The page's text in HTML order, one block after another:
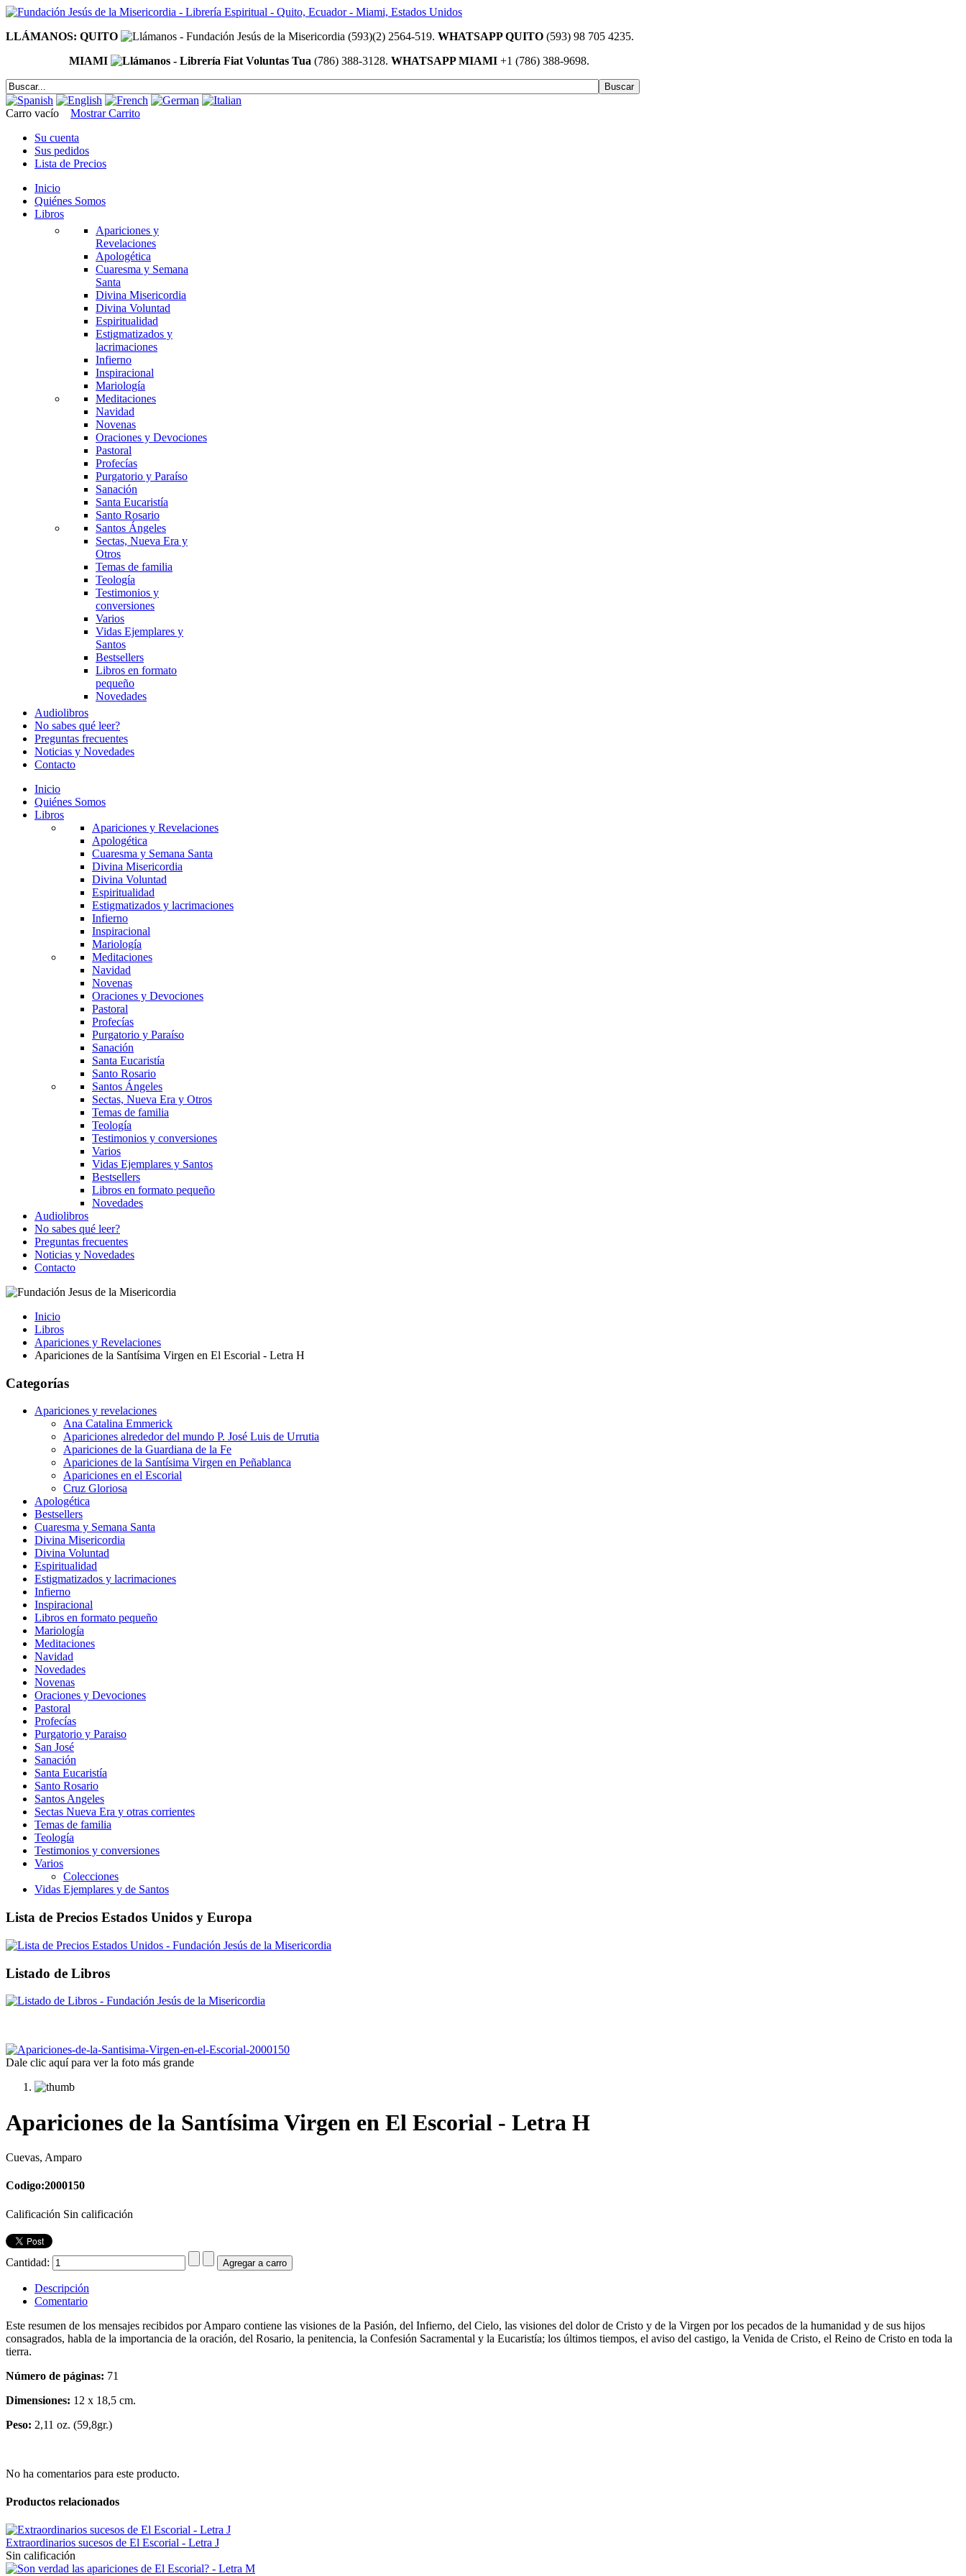
LLÁMANOS: QUITO (593)(2) 2564-519. WHATSAPP QUITO (593) 98 705 4235.
MIAMI
(786) 388-3128. WHATSAPP MIAMI +1 (786) 388-9698.
Carro vacío
Mostrar Carrito
Su cuenta
Sus pedidos
Lista de Precios
Inicio
Quiénes Somos
Libros
Apariciones y
Revelaciones
Apologética
Cuaresma y Semana
Santa
Divina Misericordia
Divina Voluntad
Espiritualidad
Estigmatizados y
lacrimaciones
Infierno
Inspiracional
Mariología
Meditaciones
Navidad
Novenas
Oraciones y Devociones
Pastoral
Profecías
Purgatorio y Paraíso
Sanación
Santa Eucaristía
Santo Rosario
Santos Ángeles
Sectas, Nueva Era y
Otros
Temas de familia
Teología
Testimonios y
conversiones
Varios
Vidas Ejemplares y
Santos
Bestsellers
Libros en formato
pequeño
Novedades
Audiolibros
No sabes qué leer?
Preguntas frecuentes
Noticias y Novedades
Contacto
Inicio
Quiénes Somos
Libros
Apariciones y Revelaciones
Apologética
Cuaresma y Semana Santa
Divina Misericordia
Divina Voluntad
Espiritualidad
Estigmatizados y lacrimaciones
Infierno
Inspiracional
Mariología
Meditaciones
Navidad
Novenas
Oraciones y Devociones
Pastoral
Profecías
Purgatorio y Paraíso
Sanación
Santa Eucaristía
Santo Rosario
Santos Ángeles
Sectas, Nueva Era y Otros
Temas de familia
Teología
Testimonios y conversiones
Varios
Vidas Ejemplares y Santos
Bestsellers
Libros en formato pequeño
Novedades
Audiolibros
No sabes qué leer?
Preguntas frecuentes
Noticias y Novedades
Contacto
Inicio
Libros
Apariciones y Revelaciones
Apariciones de la Santísima Virgen en El Escorial - Letra H
Categorías
Apariciones y revelaciones
Ana Catalina Emmerick
Apariciones alrededor del mundo P. José Luis de Urrutia
Apariciones de la Guardiana de la Fe
Apariciones de la Santísima Virgen en Peñablanca
Apariciones en el Escorial
Cruz Gloriosa
Apologética
Bestsellers
Cuaresma y Semana Santa
Divina Misericordia
Divina Voluntad
Espiritualidad
Estigmatizados y lacrimaciones
Infierno
Inspiracional
Libros en formato pequeño
Mariología
Meditaciones
Navidad
Novedades
Novenas
Oraciones y Devociones
Pastoral
Profecías
Purgatorio y Paraiso
San José
Sanación
Santa Eucaristía
Santo Rosario
Santos Angeles
Sectas Nueva Era y otras corrientes
Temas de familia
Teología
Testimonios y conversiones
Varios
Colecciones
Vidas Ejemplares y de Santos
Lista de Precios Estados Unidos y Europa
Listado de Libros
Dale clic aquí para ver la foto más grande
Apariciones de la Santísima Virgen en El Escorial - Letra H
Cuevas, Amparo
Codigo:2000150
Calificación Sin calificación
Cantidad:
Descripción
Comentario
Este resumen de los mensajes recibidos por Amparo contiene las visiones de la Pasión, del Infierno, del Cielo, las visiones del dolor de Cristo y de la Virgen por los pecados de la humanidad y de sus hijos
consagrados, habla de la importancia de la oración, del Rosario, la penitencia, la Confesión Sacramental y la Eucaristía; los últimos tiempos, el aviso del castigo, la Venida de Cristo, el Reino de Cristo en toda la
tierra.
Número de páginas: 71
Dimensiones: 12 x 18,5 cm.
Peso: 2,11 oz. (59,8gr.)
No ha comentarios para este producto.
Productos relacionados
Extraordinarios sucesos de El Escorial - Letra J
Sin calificación